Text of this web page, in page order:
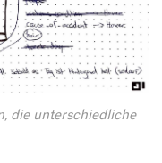
die unterschiedliche